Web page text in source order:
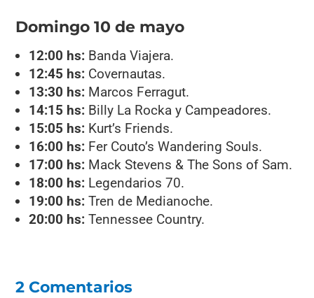
Domingo 10 de mayo
12:00 hs: Banda Viajera.
12:45 hs: Covernautas.
13:30 hs: Marcos Ferragut.
14:15 hs: Billy La Rocka y Campeadores.
15:05 hs: Kurt’s Friends.
16:00 hs: Fer Couto’s Wandering Souls.
17:00 hs: Mack Stevens & The Sons of Sam.
18:00 hs: Legendarios 70.
19:00 hs: Tren de Medianoche.
20:00 hs:Tennessee Country.
2 Comentarios